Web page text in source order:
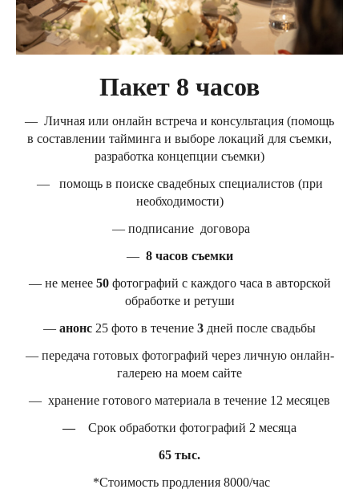
Пакет 8 часов
— Личная или онлайн встреча и консультация (помощь
в составлении тайминга и выборе локаций для съемки,
разработка концепции съемки)
— помощь в поиске свадебных специалистов (при
необходимости)
— подписание договора
— 8 часов съемки
— не менее 50фотографий с каждого часа в авторской
обработке и ретуши
— анонс 25 фото в течение 3 дней после свадьбы
— передача готовых фотографий через личную онлайн-
галерею на моем сайте
— хранение готового материала в течение 12 месяцев
—
Срок обработки фотографий 2 месяца
65 тыс.
*Стоимость продления 8000/час